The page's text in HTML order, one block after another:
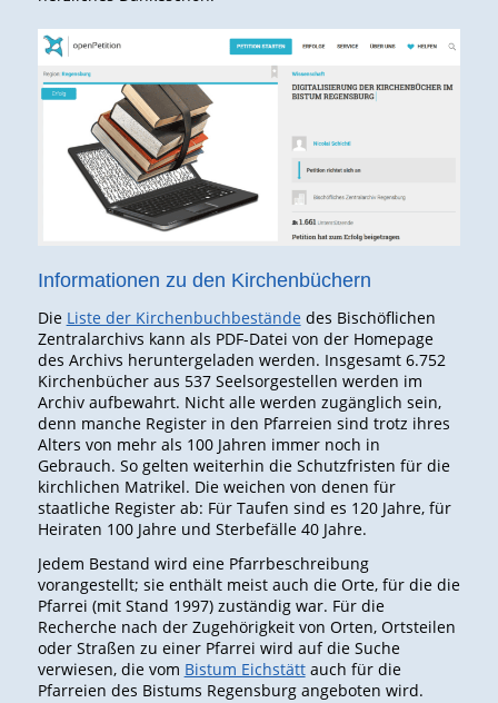
Informationen zu den Kirchenbüchern
Die Liste der Kirchenbuchbestände des Bischöflichen
Zentralarchivs kann als PDF-Datei von der Homepage
des Archivs heruntergeladen werden. Insgesamt 6.752
Kirchenbücher aus 537 Seelsorgestellen werden im
Archiv aufbewahrt. Nicht alle werden zugänglich sein,
denn manche Register in den Pfarreien sind trotz ihres
Alters von mehr als 100 Jahren immer noch in
Gebrauch. So gelten weiterhin die Schutzfristen für die
kirchlichen Matrikel. Die weichen von denen für
staatliche Register ab: Für Taufen sind es 120 Jahre, für
Heiraten 100 Jahre und Sterbefälle 40 Jahre.
Jedem Bestand wird eine Pfarrbeschreibung
vorangestellt; sie enthält meist auch die Orte, für die die
Pfarrei (mit Stand 1997) zuständig war. Für die
Recherche nach der Zugehörigkeit von Orten, Ortsteilen
oder Straßen zu einer Pfarrei wird auf die Suche
verwiesen, die vom Bistum Eichstättauch für die
Pfarreien des Bistums Regensburg angeboten wird.